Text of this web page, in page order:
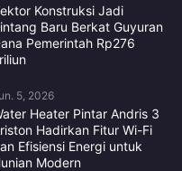
Konstruksi Jadi
Baru Berkat Guyuran
Pemerintah Rp276
5, 2026
Heater Pintar Andris 3
Hadirkan Fitur Wi-Fi
Efisiensi Energi untuk
Modern